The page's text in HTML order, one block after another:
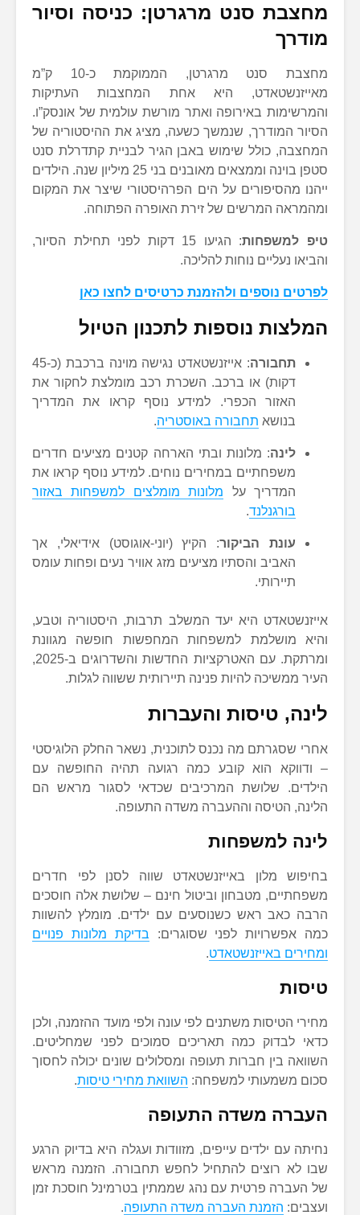
מחצבת סנט מרגרטן: כניסה וסיור
מודרך
מחצבת סנט מרגרטן, הממוקמת כ-10 ק”מ
מאייזנשטאדט, היא אחת המחצבות העתיקות
והמרשימות באירופה ואתר מורשת עולמית של אונסק”ו.
הסיור המודרך, שנמשך כשעה, מציג את ההיסטוריה של
המחצבה, כולל שימוש באבן הגיר לבניית קתדרלת סנט
סטפן בוינה וממצאים מאובנים בני 25 מיליון שנה. הילדים
ייהנו מהסיפורים על הים הפרהיסטורי שיצר את המקום
ומהמראה המרשים של זירת האופרה הפתוחה.
טיפ למשפחות
: הגיעו 15 דקות לפני תחילת הסיור,
והביאו נעליים נוחות להליכה.
לפרטים נוספים ולהזמנת כרטיסים לחצו כאן
המלצות נוספות לתכנון הטיול
תחבורה
: אייזנשטאדט נגישה מוינה ברכבת (כ-45
דקות) או ברכב. השכרת רכב מומלצת לחקור את
האזור הכפרי. למידע נוסף קראו את המדריך
בנושא תחבורה באוסטריה.
לינה: מלונות ובתי הארחה קטנים מציעים חדרים
משפחתיים במחירים נוחים. למידע נוסף קראו את
המדריך על מלונות מומלצים למשפחות באזור
בורגנלנד.
עונת הביקור: הקיץ (יוני-אוגוסט) אידיאלי, אך
האביב והסתיו מציעים מזג אוויר נעים ופחות עומס
תיירותי.
אייזנשטאדט היא יעד המשלב תרבות, היסטוריה וטבע,
והיא מושלמת למשפחות המחפשות חופשה מגוונת
ומרתקת. עם האטרקציות החדשות והשדרוגים ב-2025,
העיר ממשיכה להיות פנינה תיירותית ששווה לגלות.
לינה, טיסות והעברות
אחרי שסגרתם מה נכנס לתוכנית, נשאר החלק הלוגיסטי
– ודווקא הוא קובע כמה רגועה תהיה החופשה עם
הילדים. שלושת המרכיבים שכדאי לסגור מראש הם
הלינה, הטיסה וההעברה משדה התעופה.
לינה למשפחות
בחיפוש מלון באייזנשטאדט שווה לסנן לפי חדרים
משפחתיים, מטבחון וביטול חינם – שלושת אלה חוסכים
הרבה כאב ראש כשנוסעים עם ילדים. מומלץ להשוות
כמה אפשרויות לפני שסוגרים: בדיקת מלונות פנויים
ומחירים באייזנשטאדט.
טיסות
מחירי הטיסות משתנים לפי עונה ולפי מועד ההזמנה, ולכן
כדאי לבדוק כמה תאריכים סמוכים לפני שמחליטים.
השוואה בין חברות תעופה ומסלולים שונים יכולה לחסוך
סכום משמעותי למשפחה: השוואת מחירי טיסות.
העברה משדה התעופה
נחיתה עם ילדים עייפים, מזוודות ועגלה היא בדיוק הרגע
שבו לא רוצים להתחיל לחפש תחבורה. הזמנה מראש
של העברה פרטית עם נהג שממתין בטרמינל חוסכת זמן
ועצבים: הזמנת העברה משדה התעופה.